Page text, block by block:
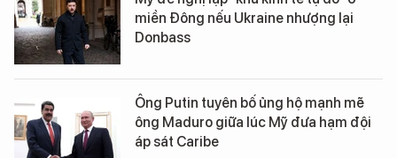
miền Đông nếu Ukraine nhượng lại
Donbass
Ông Putin tuyên bố ủng hộ mạnh mẽ
ông Maduro giữa lúc Mỹ đưa hạm đội
áp sát Caribe